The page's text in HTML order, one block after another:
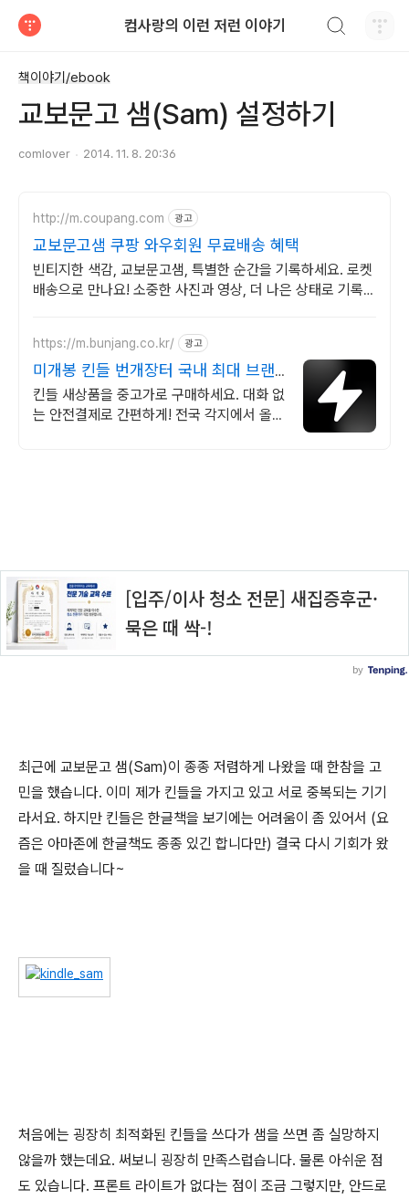
컴사랑의 이런 저런 이야기
책이야기/ebook
교보문고 샘(Sam) 설정하기
comlover 2014. 11. 8. 20:36
http://m.coupang.com 광고
교보문고샘 쿠팡 와우회원 무료배송 혜택
빈티지한 색감, 교보문고샘, 특별한 순간을 기록하세요. 로켓
배송으로 만나요! 소중한 사진과 영상, 더 나은 상태로 기록하
https://m.bunjang.co.kr/ 광고
미개봉 킨들 번개장터 국내 최대 브랜
드 중고거래
킨들 새상품을 중고가로 구매하세요. 대화 없
는 안전결제로 간편하게! 전국 각지에서 올라
최근에 교보문고 샘(Sam)이 종종 저렴하게 나왔을 때 한참을 고
민을 했습니다. 이미 제가 킨들을 가지고 있고 서로 중복되는 기기
라서요. 하지만 킨들은 한글책을 보기에는 어려움이 좀 있어서 (요
즘은 아마존에 한글책도 종종 있긴 합니다만) 결국 다시 기회가 왔
을 때 질렀습니다~
처음에는 굉장히 최적화된 킨들을 쓰다가 샘을 쓰면 좀 실망하지
않을까 했는데요. 써보니 굉장히 만족스럽습니다. 물론 아쉬운 점
도 있습니다. 프론트 라이트가 없다는 점이 조금 그렇지만, 안드로